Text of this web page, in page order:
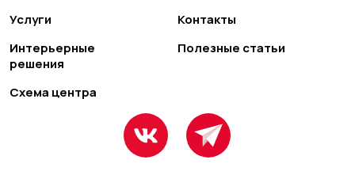
Услуги
Интерьерные
решения
Схема центра
Контакты
Полезные статьи